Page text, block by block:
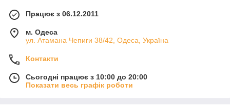
Працює з 06.12.2011
м. Одеса
ул. Атамана Чепиги 38/42, Одеса, Україна
Контакти
Сьогодні працює з 10:00 до 20:00
Показати весь графік роботи